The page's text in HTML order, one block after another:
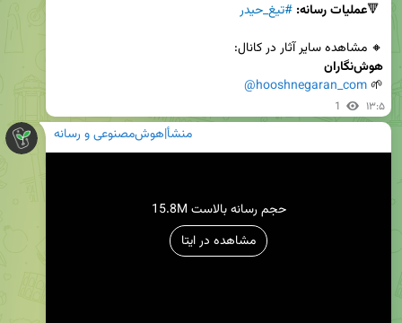
عملیات رسانه: #تیغ_حیدر
🔸 مشاهده سایر آثار در کانال:
هوش‌نگاران
🌱
@hooshnegaran_com
1 ۱۳:۵
منشأ|هوش‌مصنوعی و رسانه
15.8M حجم رسانه بالاست
مشاهده در ایتا